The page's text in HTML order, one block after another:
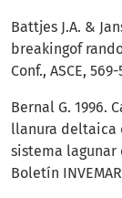
Battjes J.A. &
breakingof
Conf., ASCE, 569-
Bernal G. 1996.
llanura deltaica
sistema lagunar
Boletín